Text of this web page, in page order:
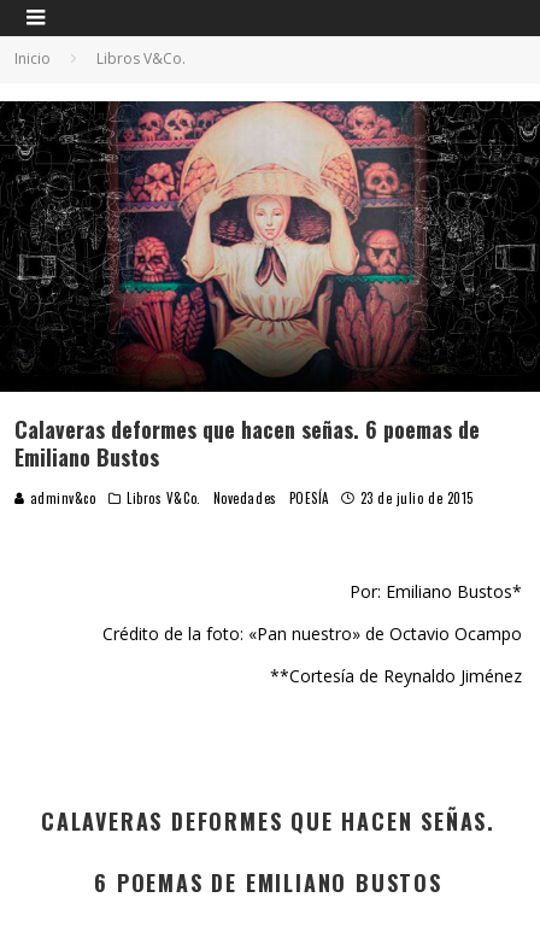
Inicio Libros V&Co.
Calaveras deformes que hacen señas. 6 poemas de
Emiliano Bustos
adminv&co Libros V&Co. Novedades POESÍA 23 de julio de 2015
Por: Emiliano Bustos*
Crédito de la foto: «Pan nuestro» de Octavio Ocampo
**Cortesía de Reynaldo Jiménez
CALAVERAS DEFORMES QUE HACEN SEÑAS.
6 POEMAS DE EMILIANO BUSTOS